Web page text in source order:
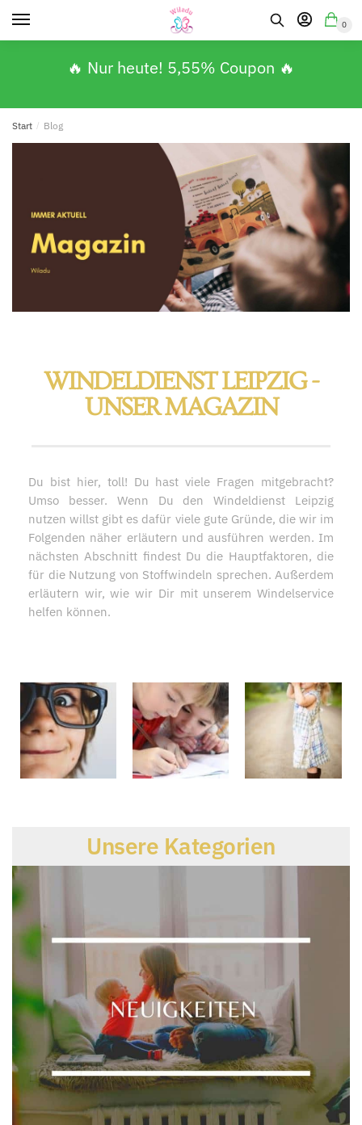
0
🔥 Nur heute! 5,55% Coupon 🔥
Start / Blog
WINDELDIENST LEIPZIG -
UNSER MAGAZIN
Du bist hier, toll! Du hast viele Fragen mitgebracht?
Umso besser. Wenn Du den Windeldienst Leipzig
nutzen willst gibt es dafür viele gute Gründe, die wir im
Folgenden näher erläutern und ausführen werden. Im
nächsten Abschnitt findest Du die Hauptfaktoren, die
für die Nutzung von Stoffwindeln sprechen. Außerdem
erläutern wir, wie wir Dir mit unserem Windelservice
helfen können.
Unsere Kategorien